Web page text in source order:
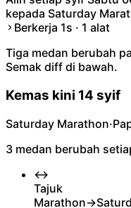
kepada Saturday
Berkerja 1s · 1 alat
Tiga medan berubah
Semak diff di bawah.
Kemas kini 14 syif
Saturday Marathon·
3 medan berubah
↔
Tajuk
Marathon→